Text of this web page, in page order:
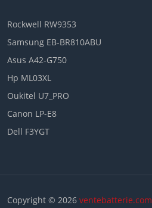
Rockwell RW9353
Samsung EB-BR810ABU
Asus A42-G750
Hp ML03XL
Oukitel U7_PRO
Canon LP-E8
Dell F3YGT
Copyright © 2026 ventebatterie.com